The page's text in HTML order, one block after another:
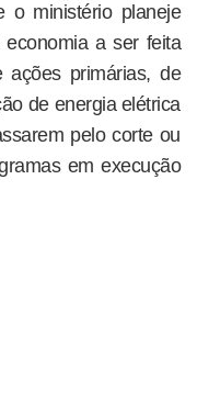
o ministério planeje
a ser feita
primárias, de
de energia elétrica
pelo corte ou
em execução